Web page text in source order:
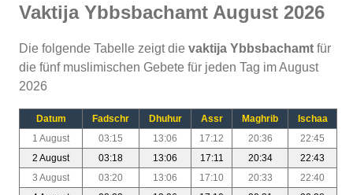
Vaktija Ybbsbachamt August 2026
Die folgende Tabelle zeigt die vaktija Ybbsbachamt für
die fünf muslimischen Gebete für jeden Tag im August
2026
Datum Fadschr Dhuhur Assr Maghrib
Ischaa
1 August
03:15 13:06 17:12 20:36
22:45
2 August
03:18 13:06 17:11 20:34
22:43
3 August
03:20 13:06 17:10 20:33
22:40